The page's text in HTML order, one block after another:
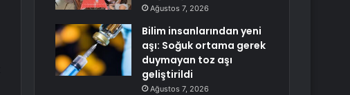
Ağustos 7, 2026
Bilim insanlarından yeni
aşı: Soğuk ortama gerek
duymayan toz aşı
geliştirildi
Ağustos 7, 2026